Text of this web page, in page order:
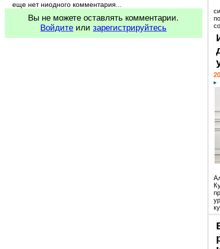
еще нет ниодного комментария...
Вы не можете оставлять комментарии.
Войдите илизарегистрируйтесь